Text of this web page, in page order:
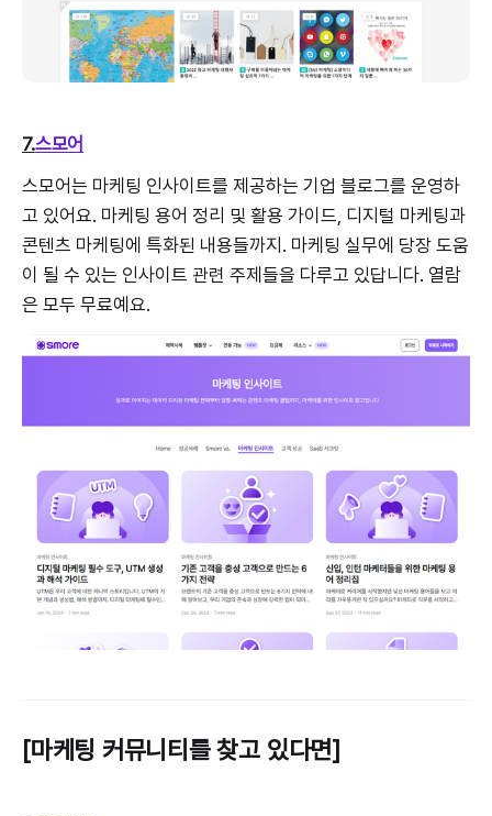
7.스모어
스모어는 마케팅 인사이트를 제공하는 기업 블로그를 운영하
고 있어요. 마케팅 용어 정리 및 활용 가이드, 디지털 마케팅과
콘텐츠 마케팅에 특화된 내용들까지. 마케팅 실무에 당장 도움
이 될 수 있는 인사이트 관련 주제들을 다루고 있답니다. 열람
은 모두 무료예요.
[마케팅 커뮤니티를 찾고 있다면]